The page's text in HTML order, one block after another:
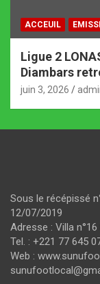
ACCEUIL
Ligue 2
Diambars
juin 3, 2026
Sous le récépissé
12/07/2019
Adresse : Villa
Tel. : +221 77 645
Web :